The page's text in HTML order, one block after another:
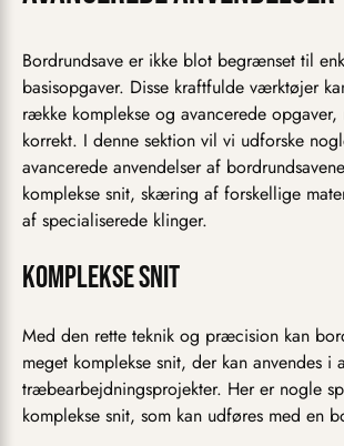
Bordrundsave er ikke blot begrænset til
basisopgaver. Disse kraftfulde værktøjer
række komplekse og avancerede opgaver,
korrekt. I denne sektion vil vi udforske
avancerede anvendelser af
komplekse snit, skæring af forskellige
af specialiserede klinger.
Komplekse snit
Med den rette teknik og præcision kan
meget komplekse snit, der kan anvendes i
træbearbejdningsprojekter. Her er nogle
komplekse snit, som kan udføres med en